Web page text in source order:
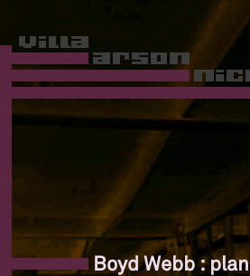
Boyd Webb : plan